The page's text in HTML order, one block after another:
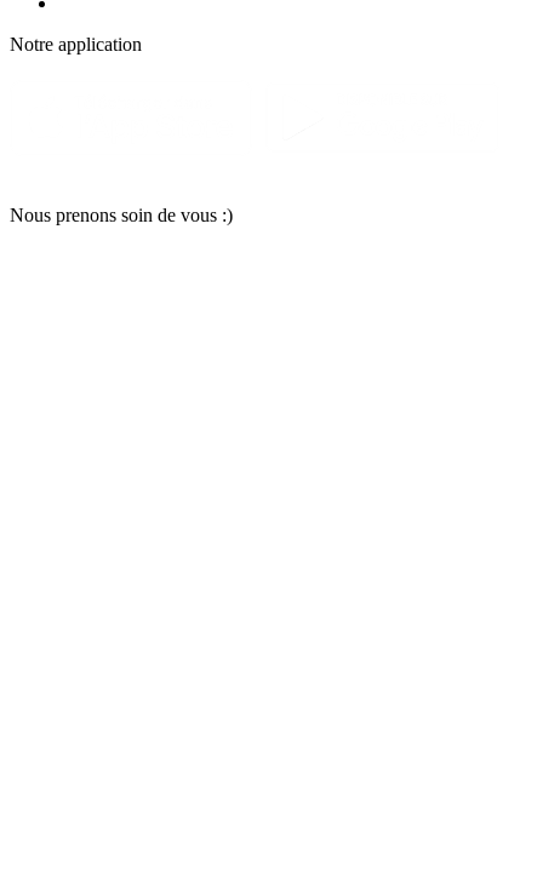
Notre application
Nous prenons soin de vous :)